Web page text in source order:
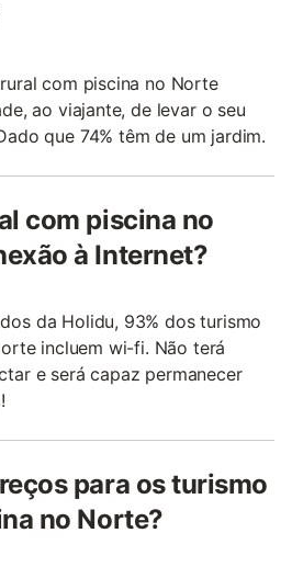
com piscina no Norte
ao viajante, de levar o seu
que 74% têm de um jardim.
com piscina no
à Internet?
da Holidu, 93% dos turismo
incluem wi-fi. Não terá
e será capaz permanecer
para os turismo
no Norte?